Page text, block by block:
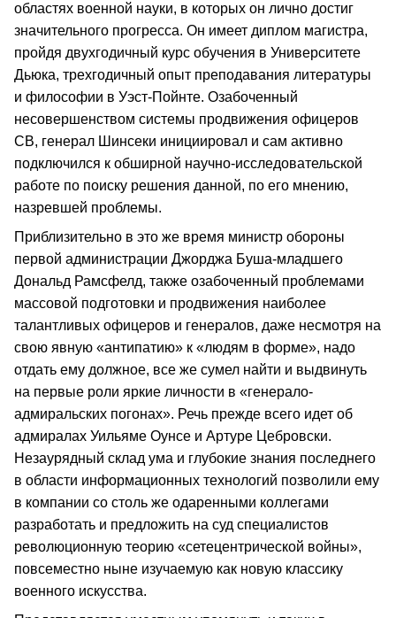
областях военной науки, в которых он лично достиг
значительного прогресса. Он имеет диплом магистра,
пройдя двухгодичный курс обучения в Университете
Дьюка, трехгодичный опыт преподавания литературы
и философии в Уэст-Пойнте. Озабоченный
несовершенством системы продвижения офицеров
СВ, генерал Шинсеки инициировал и сам активно
подключился к обширной научно-исследовательской
работе по поиску решения данной, по его мнению,
назревшей проблемы.
Приблизительно в это же время министр обороны
первой администрации Джорджа Буша-младшего
Дональд Рамсфелд, также озабоченный проблемами
массовой подготовки и продвижения наиболее
талантливых офицеров и генералов, даже несмотря на
свою явную «антипатию» к «людям в форме», надо
отдать ему должное, все же сумел найти и выдвинуть
на первые роли яркие личности в «генерало-
адмиральских погонах». Речь прежде всего идет об
адмиралах Уильяме Оунсе и Артуре Цебровски.
Незаурядный склад ума и глубокие знания последнего
в области информационных технологий позволили ему
в компании со столь же одаренными коллегами
разработать и предложить на суд специалистов
революционную теорию «сетецентрической войны»,
повсеместно ныне изучаемую как новую классику
военного искусства.